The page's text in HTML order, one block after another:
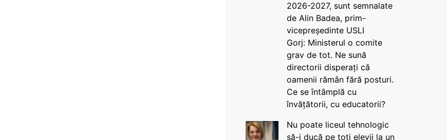
2026-2027, sunt semnalate
de Alin Badea, prim-
vicepreședinte USLI
Gorj: Ministerul o comite
grav de tot. Ne sună
directorii disperați că
oamenii rămân fără posturi.
Ce se întâmplă cu
învățătorii, cu educatorii?
Nu poate liceul tehnologic
să-i ducă pe toți elevii la un